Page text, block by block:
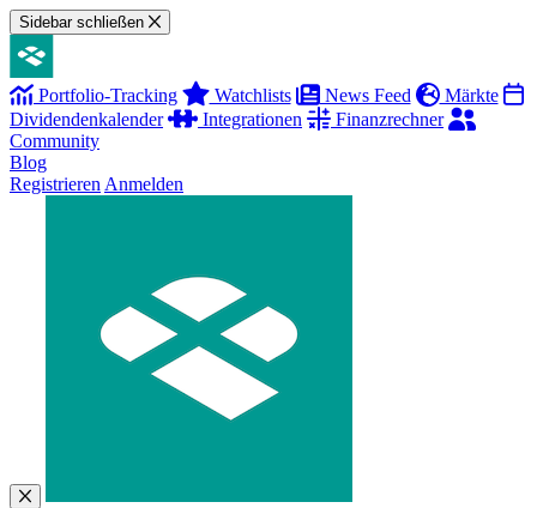
Sidebar schließen
Portfolio-Tracking Watchlists News Feed
Märkte
Dividendenkalender
Integrationen
Finanzrechner
Community
Blog
Registrieren Anmelden